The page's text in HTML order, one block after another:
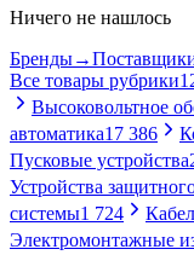
Ничего не нашлось
Бренды→
Все товары рубрики
Высоковольтное
автоматика17 386
Пусковые устройства
Устройства
системы1 724
Электромонтажные